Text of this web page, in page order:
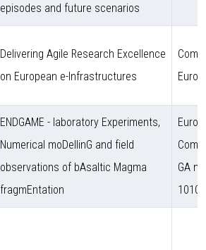
episodes and future scenarios
Delivering Agile Research Excellence
on European e-Infrastructures
ENDGAME - laboratory Experiments,
Numerical moDellinG and field
observations of bAsaltic Magma
fragmEntation
GA n.